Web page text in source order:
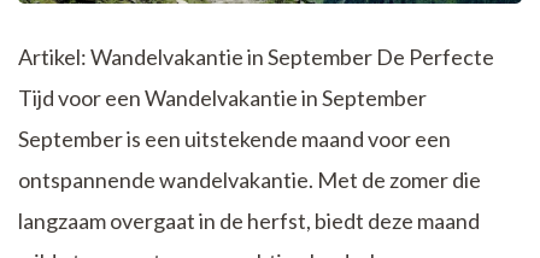
Artikel: Wandelvakantie in September De Perfecte
Tijd voor een Wandelvakantie in September
September is een uitstekende maand voor een
ontspannende wandelvakantie. Met de zomer die
langzaam overgaat in de herfst, biedt deze maand